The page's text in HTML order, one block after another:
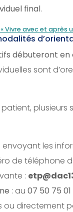
final.
« Vivre avec et après
débuteront en
sont
plusieurs
envoyant les
de téléphone
:
: au 07 50 75
ou directement